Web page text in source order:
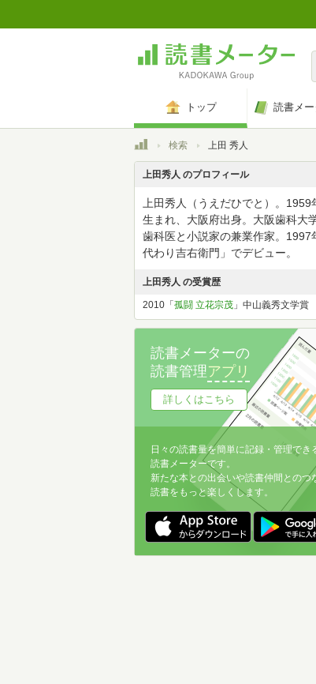
トップ 読書メ
トップ検索 上田 秀人
上田秀人 のプロフィール
上田秀人（うえだひでと）。1959
生まれ、大阪府出身。大阪歯科大
歯科医と小説家の兼業作家。1997
代わり吉右衛門」でデビュー。
上田秀人 の受賞歴
2010「 孤闘 立花宗茂 」中山義秀文学賞
読書メーターの
読書管理アプリ
詳しくはこちら
日々の読書量を簡単に記録・管理でき
読書メーターです。
新たな本との出会いや読書仲間とのつ
読書をもっと楽しくします。